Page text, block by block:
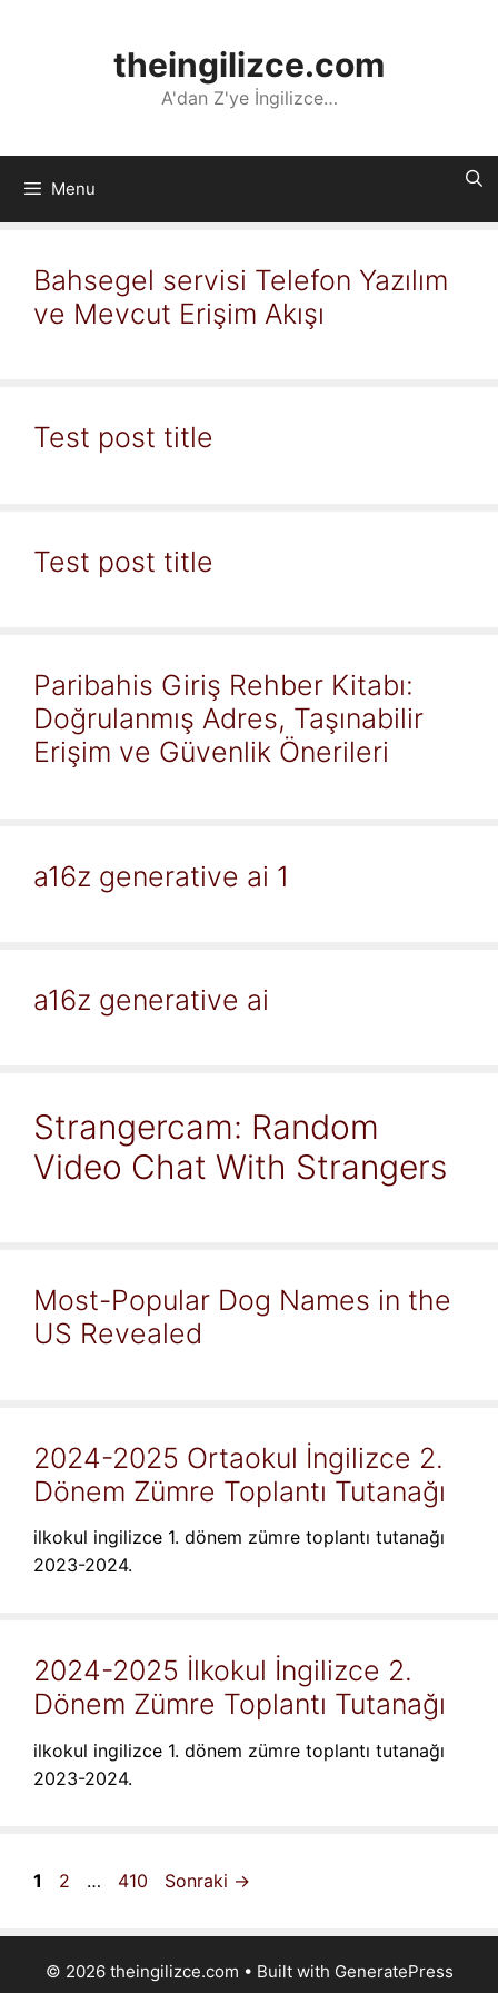
theingilizce.com
A'dan Z'ye İngilizce…
Menu
Bahsegel servisi Telefon Yazılım
ve Mevcut Erişim Akışı
Test post title
Test post title
Paribahis Giriş Rehber Kitabı:
Doğrulanmış Adres, Taşınabilir
Erişim ve Güvenlik Önerileri
a16z generative ai 1
a16z generative ai
Strangercam: Random
Video Chat With Strangers
Most-Popular Dog Names in the
US Revealed
2024-2025 Ortaokul İngilizce 2.
Dönem Zümre Toplantı Tutanağı
ilkokul ingilizce 1. dönem zümre toplantı tutanağı
2023-2024.
2024-2025 İlkokul İngilizce 2.
Dönem Zümre Toplantı Tutanağı
ilkokul ingilizce 1. dönem zümre toplantı tutanağı
2023-2024.
Sayfa
1 Sayfa
2 … Sayfa
410 Sonraki →
© 2026 theingilizce.com • Built with GeneratePress